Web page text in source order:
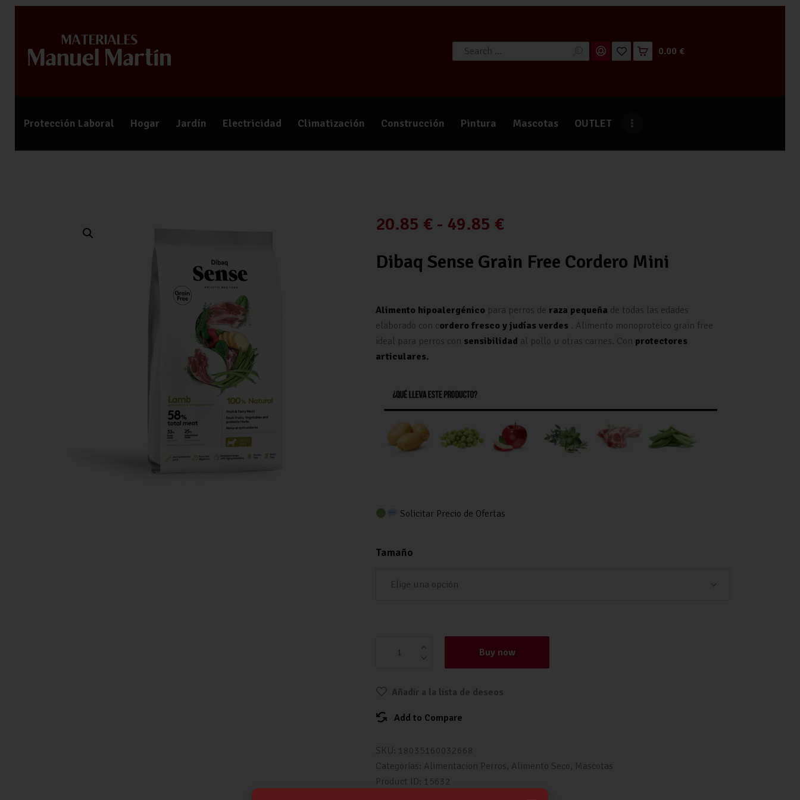
0.00 €
Protección Laboral Hogar Jardín Electricidad Climatización Construcción Pintura Mascotas OUTLET
CONTACTO
20.85 € - 49.85 €
Dibaq Sense Grain Free Cordero Mini
Alimento hipoalergénico para perros de raza pequeña de todas las edades
elaborado con cordero fresco y judías verdes . Alimento monoproteico grain free
ideal para perros con sensibilidad al pollo u otras carnes. Con protectores
articulares.
Solicitar Precio de Ofertas
Tamaño
Buy now
Añadir a la lista de deseos
Add to Compare
SKU: 18035160032668
Categorías: Alimentacion Perros, Alimento Seco, Mascotas
Product ID: 15632